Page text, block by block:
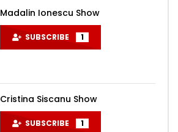
Madalin Ionescu Show
SUBSCRIBE 1
Cristina Siscanu Show
SUBSCRIBE 1